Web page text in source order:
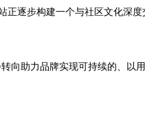
正逐步构建一个与社区文化深
向助力品牌实现可持续的、以